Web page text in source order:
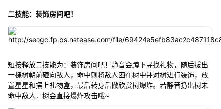
二技能：装饰房间吧！
短按释放二技能为：装饰房间吧！静音会蹲下寻找礼物，随后拔出
一棵树朝前砸向敌人，命中则将敌人困在树中并对树进行装饰，放
置星星和摆上礼物盒，最后转身后撤欣赏树爆炸。若静音扔出树未
命中敌人，树会直接爆炸攻击哦~